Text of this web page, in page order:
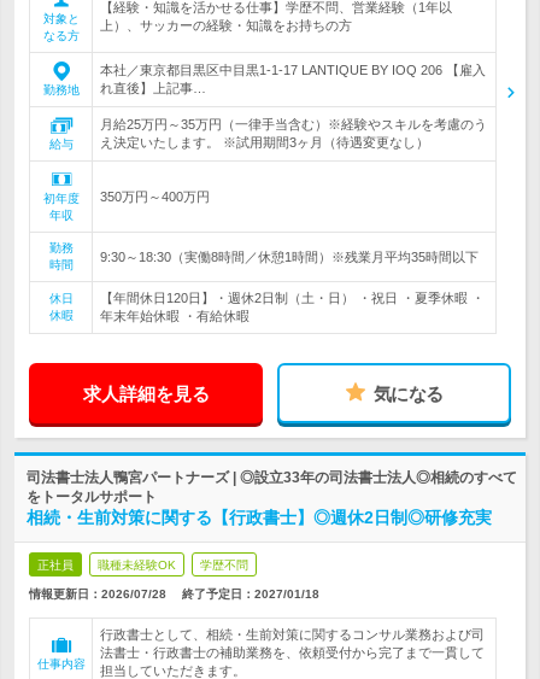
対象と
なる方
【経験・知識を活かせる仕事】学歴不問、営業経験（1年以
上）、サッカーの経験・知識をお持ちの方
勤務地
本社／東京都目黒区中目黒1-1-17 LANTIQUE BY IOQ 206 【雇入
れ直後】上記事…
給与
月給25万円～35万円（一律手当含む）※経験やスキルを考慮のう
え決定いたします。 ※試用期間3ヶ月（待遇変更なし）
初年度
年収
350万円～400万円
勤務
時間
9:30～18:30（実働8時間／休憩1時間）※残業月平均35時間以下
休日
休暇
【年間休日120日】・週休2日制（土・日） ・祝日 ・夏季休暇 ・
年末年始休暇 ・有給休暇
求人詳細を見る 気になる
司法書士法人鴨宮パートナーズ | ◎設立33年の司法書士法人◎相続のすべて
をトータルサポート
相続・生前対策に関する【行政書士】◎週休2日制◎研修充実
正社員 職種未経験OK 学歴不問
情報更新日：2026/07/28 終了予定日： 2027/01/18
仕事内容
行政書士として、相続・生前対策に関するコンサル業務および司
法書士・行政書士の補助業務を、依頼受付から完了まで一貫して
担当していただきます。